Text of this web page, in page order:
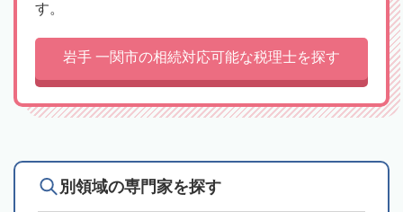
す。
岩手 一関市の相続対応可能な税理士を探す
別領域の専門家を探す